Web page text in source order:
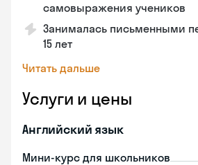
самовыражения учеников
Занималась письменными
15 лет
Читать дальше
Услуги и цены
Английский язык
Мини-курс для школьников